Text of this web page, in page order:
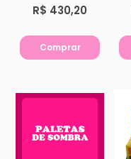
R$ 430,20
Comprar